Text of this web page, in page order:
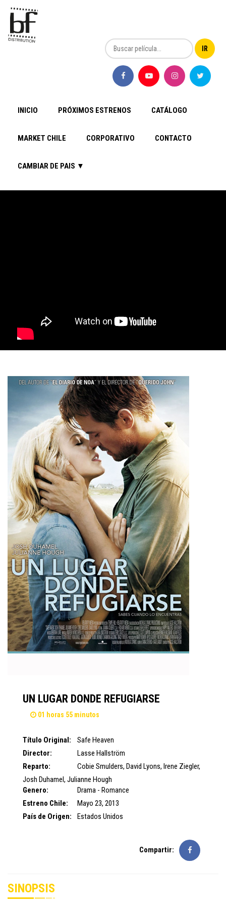
INICIO PRÓXIMOS ESTRENOS CATÁLOGO
MARKET CHILE CORPORATIVO CONTACTO
CAMBIAR DE PAIS ▼
UN LUGAR DONDE REFUGIARSE
01 horas 55 minutos
Título Original:
Safe Heaven
Director:
Lasse Hallström
Reparto:
Cobie Smulders, David Lyons, Irene Ziegler,
Josh Duhamel, Julianne Hough
Genero:
Drama - Romance
Estreno Chile:
Mayo 23, 2013
País de Origen:
Estados Unidos
Compartir:
SINOPSIS